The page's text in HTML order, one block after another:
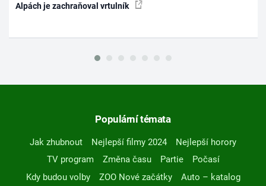
Alpách je zachraňoval vrtulník
Populární témata
Jak zhubnout Nejlepší filmy 2024
Nejlepší horory
TV program
Změna času Partie
Počasí
Kdy budou volby
ZOO Nové začátky
Auto – katalog